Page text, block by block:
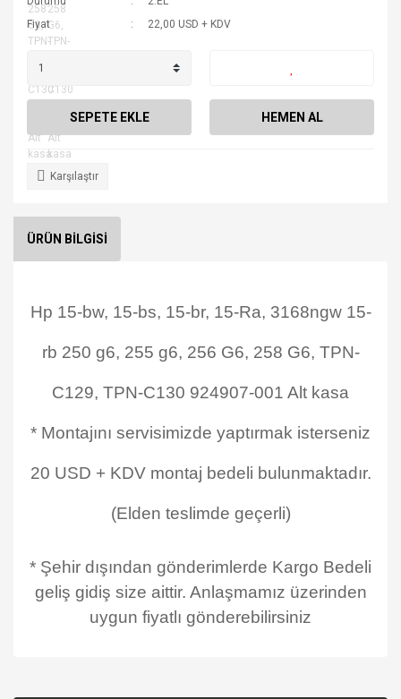
Fiyat
22,00 USD + KDV
SEPETE EKLE HEMEN AL
Karşılaştır
ÜRÜN BİLGİSİ
Hp 15-bw, 15-bs, 15-br, 15-Ra, 3168ngw 15-
rb 250 g6, 255 g6, 256 G6, 258 G6, TPN-
C129, TPN-C130 924907-001 Alt kasa
* Montajını servisimizde yaptırmak isterseniz
20 USD + KDV montaj bedeli bulunmaktadır.
(Elden teslimde geçerli)
* Şehir dışından gönderimlerde Kargo Bedeli
geliş gidiş size aittir. Anlaşmamız üzerinden
uygun fiyatlı gönderebilirsiniz